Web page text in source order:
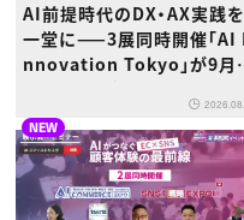
AI前提時代のDX・AX実践を
一堂に——3展同時開催「AI
nnovation Tokyo」が9月
NEW